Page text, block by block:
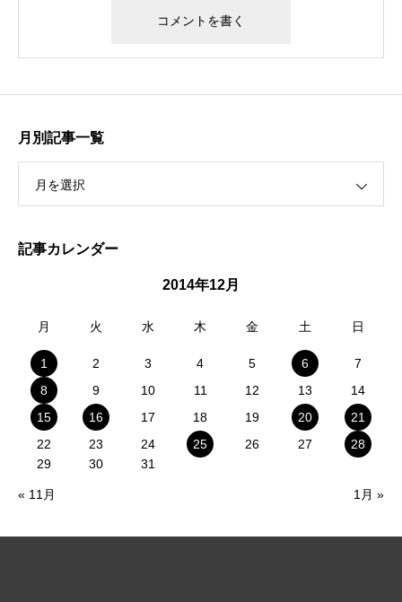
月別記事一覧
月を選択
記事カレンダー
2014年12月
月 火 水 木 金 土 日
1 2 3 4 5 6
7
8
9 10 11 12 13
14
15
16 17 18 19 20
21
22
23 24 25 26 27
28
29
30 31
« 11月 1月 »